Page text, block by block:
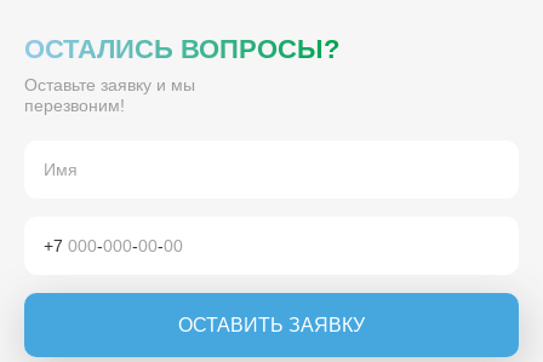
ОСТАЛИСЬ ВОПРОСЫ?
Оставьте заявку и мы
перезвоним!
+7 000-000-00-00
ОСТАВИТЬ ЗАЯВКУ